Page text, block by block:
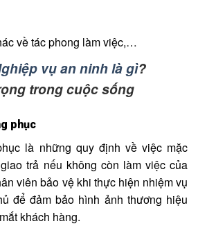
về tác phong làm việc,…
vụ an ninh là gì?
trong cuộc sống
phục
là những quy định về việc mặc
trả nếu không còn làm việc của
viên bảo vệ khi thực hiện nhiệm vụ
để đảm bảo hình ảnh thương hiệu
khách hàng.